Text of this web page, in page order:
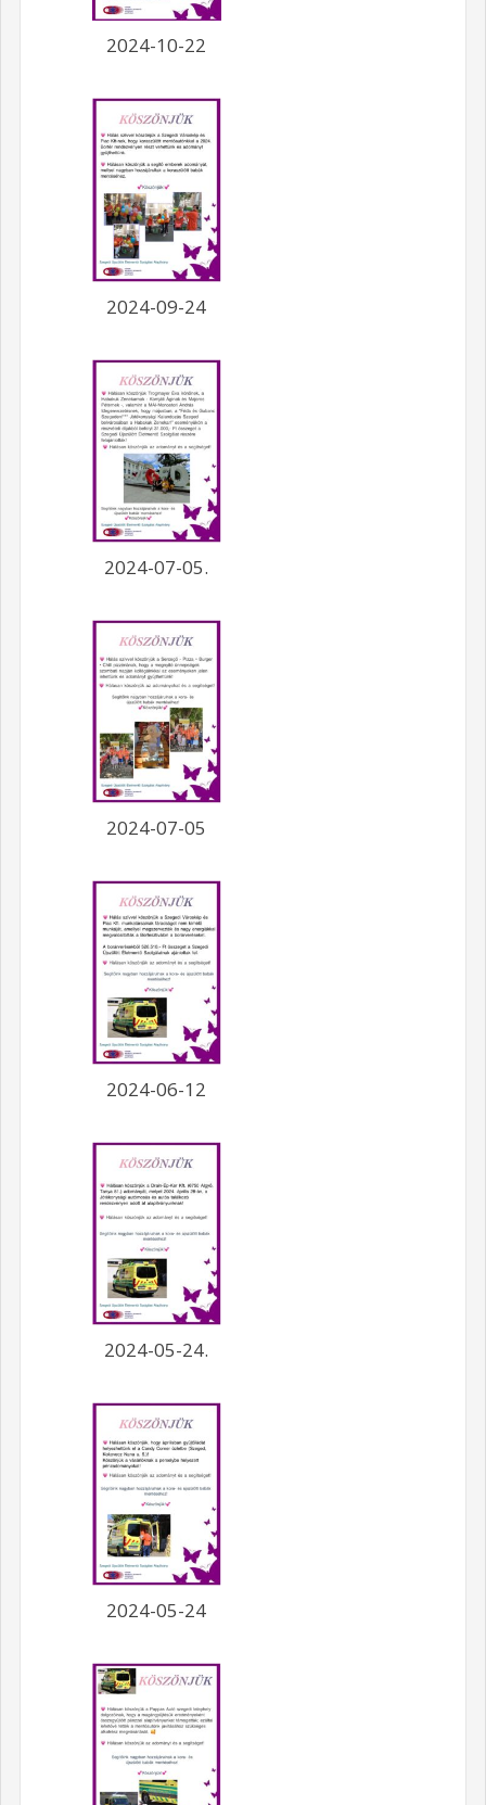
2024-10-22
2024-09-24
2024-07-05.
2024-07-05
2024-06-12
2024-05-24.
2024-05-24